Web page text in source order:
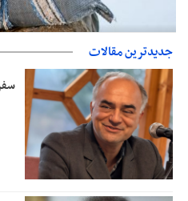
حمایت از مرزنشینان نباید به زیان
وارد شود
جدیدترین مقالات